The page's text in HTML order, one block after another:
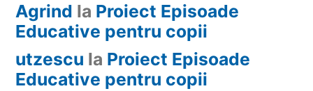
Agrind la Proiect Episoade
Educative pentru copii
utzescu la Proiect Episoade
Educative pentru copii